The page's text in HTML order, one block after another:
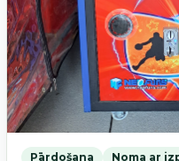
Pārdošana Noma ar